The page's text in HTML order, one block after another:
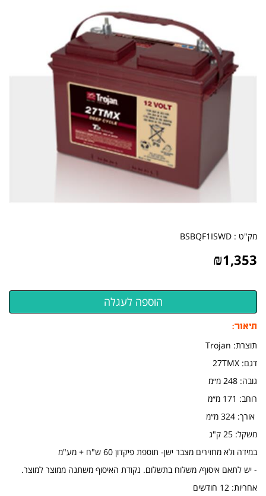
מק"ט : BSBQF1ISWD
₪1,353
תיאור:
תוצרת: Trojan
דגם: 27TMX
גובה: 248 מ״מ
רוחב: 171 מ״מ
אורך: 324 מ״מ
​משקל: 25 ק"ג
במידה ולא מחזירים מצבר ישן- תוספת פיקדון 60 ש"ח + מע"מ
​​​- יש לתאם איסוף/ משלוח בתשלום. נקודת האיסוף משתנה ממוצר למוצר.
אחריות: 12 חודשים